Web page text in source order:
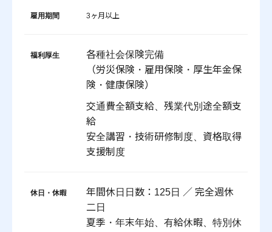
雇用期間 3ヶ月以上
福利厚生
各種社会保険完備
（労災保険・雇用保険・厚生年金保
険・健康保険）
交通費全額支給、残業代別途全額支
給
安全講習・技術研修制度、資格取得
支援制度
休日・休暇
年間休日日数：125日 ／ 完全週休
二日
夏季・年末年始、有給休暇、特別休